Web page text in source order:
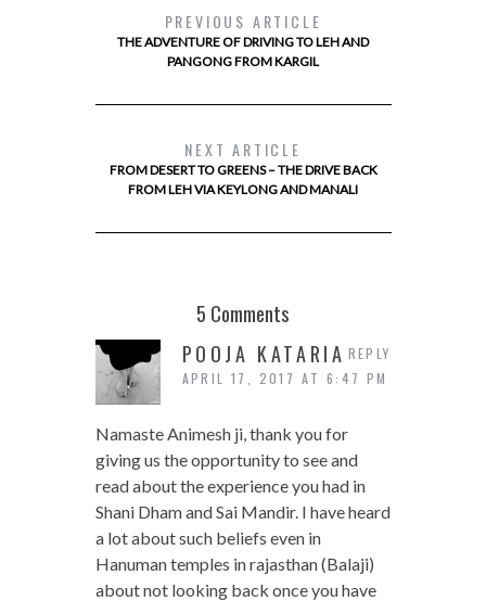
PREVIOUS ARTICLE
THE ADVENTURE OF DRIVING TO LEH AND
PANGONG FROM KARGIL
NEXT ARTICLE
FROM DESERT TO GREENS – THE DRIVE BACK
FROM LEH VIA KEYLONG AND MANALI
5 Comments
POOJA KATARIA
APRIL 17, 2017 AT 6:47 PM
Namaste Animesh ji, thank you for
giving us the opportunity to see and
read about the experience you had in
Shani Dham and Sai Mandir. I have heard
a lot about such beliefs even in
Hanuman temples in rajasthan (Balaji)
about not looking back once you have
REPLY